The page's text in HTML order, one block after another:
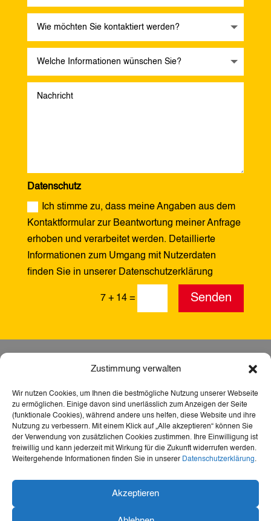
Zustimmung verwalten
Wir nutzen Cookies, um Ihnen die bestmögliche Nutzung unserer Webseite
zu ermöglichen. Einige davon sind unerlässlich zum Anzeigen der Seite
(funktionale Cookies), während andere uns helfen, diese Website und ihre
Nutzung zu verbessern. Mit einem Klick auf „Alle akzeptieren“ können Sie
der Verwendung von zusätzlichen Cookies zustimmen. Ihre Einwilligung ist
freiwillig und kann jederzeit mit Wirkung für die Zukunft widerrufen werden.
Weitergehende Informationen finden Sie in unserer Datenschutzerklärung.
Akzeptieren
Datenschutz
Ich stimme zu, dass meine Angaben aus dem
Kontaktformular zur Beantwortung meiner Anfrage
erhoben und verarbeitet werden. Detaillierte
Informationen zum Umgang mit Nutzerdaten
finden Sie in unserer Datenschutzerklärung
7 + 14 = Senden
Webseite barrierefrei – für mehr Teilhabe,